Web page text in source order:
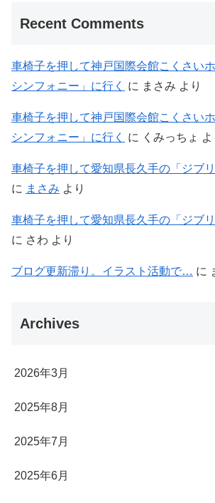
Recent Comments
車椅子を押して神戸国際会館こくさい
シンフォニー」に行く
に まさみ より
車椅子を押して神戸国際会館こくさい
シンフォニー」に行く
に くみっちょ よ
車椅子を押して愛知県長久手の「ジブ
に まさみ より
車椅子を押して愛知県長久手の「ジブ
に さわ より
ブログ更新滞り。イラスト活動で… に
Archives
2026年3月
2025年8月
2025年7月
2025年6月